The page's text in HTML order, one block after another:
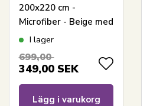
200x220 cm -
Microfiber - Beige med
bladtryck
I lager
699,00
349,00 SEK
Lägg i varukorg